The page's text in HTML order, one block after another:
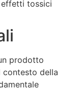
tossici
prodotto
della